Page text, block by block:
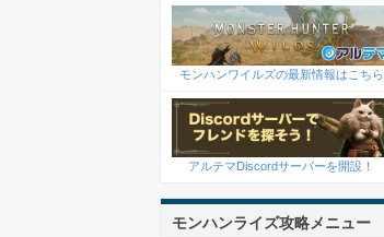
モンハンワイルズの最新情報はこちら
アルテマDiscordサーバーを開設！
モンハンライズ攻略メニュー